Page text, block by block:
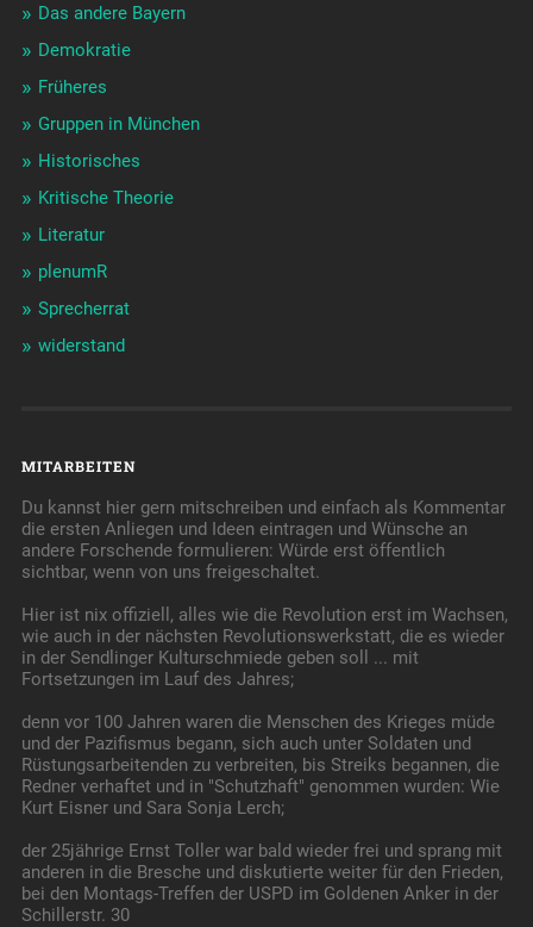
Das andere Bayern
Demokratie
Früheres
Gruppen in München
Historisches
Kritische Theorie
Literatur
plenumR
Sprecherrat
widerstand
MITARBEITEN
Du kannst hier gern mitschreiben und einfach als Kommentar
die ersten Anliegen und Ideen eintragen und Wünsche an
andere Forschende formulieren: Würde erst öffentlich
sichtbar, wenn von uns freigeschaltet.
Hier ist nix offiziell, alles wie die Revolution erst im Wachsen,
wie auch in der nächsten Revolutionswerkstatt, die es wieder
in der Sendlinger Kulturschmiede geben soll ... mit
Fortsetzungen im Lauf des Jahres;
denn vor 100 Jahren waren die Menschen des Krieges müde
und der Pazifismus begann, sich auch unter Soldaten und
Rüstungsarbeitenden zu verbreiten, bis Streiks begannen, die
Redner verhaftet und in "Schutzhaft" genommen wurden: Wie
Kurt Eisner und Sara Sonja Lerch;
der 25jährige Ernst Toller war bald wieder frei und sprang mit
anderen in die Bresche und diskutierte weiter für den Frieden,
bei den Montags-Treffen der USPD im Goldenen Anker in der
Schillerstr. 30